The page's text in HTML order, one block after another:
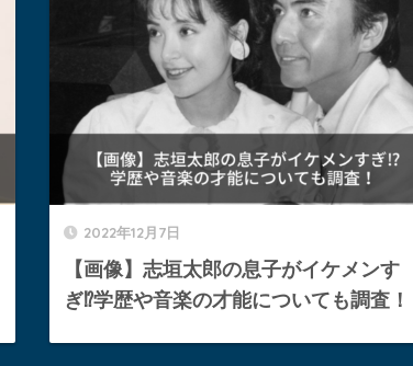
2022年12月7日
【画像】志垣太郎の息子がイケメンす
ぎ⁉︎学歴や音楽の才能についても調査！